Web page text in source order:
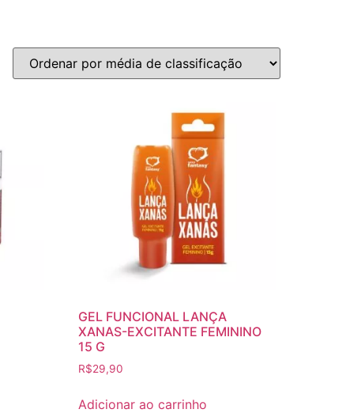
GEL FUNCIONAL LANÇA
XANAS-EXCITANTE FEMININO
15 G
R$29,90
Adicionar ao carrinho